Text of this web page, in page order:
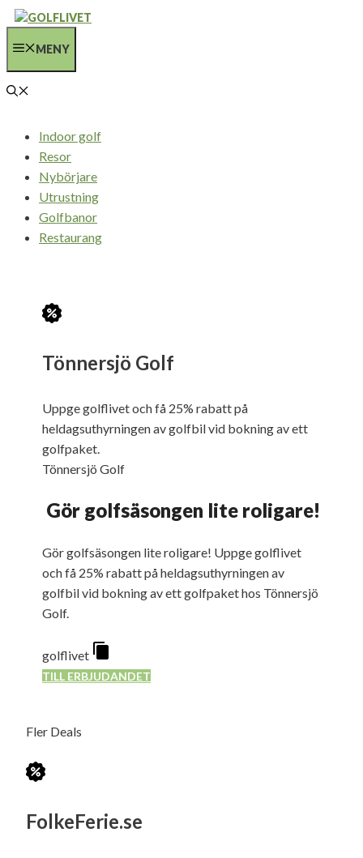
Hoppa
innehållMENY
Indoor golf
Resor
Nybörjare
Utrustning
Golfbanor
Restaurang
Tönnersjö Golf
Uppge golflivet och få 25% rabatt på
heldagsuthyrningen av golfbil vid bokning av ett
golfpaket.
Tönnersjö Golf
Gör golfsäsongen lite roligare!
Gör golfsäsongen lite roligare! Uppge golflivet
och få 25% rabatt på heldagsuthyrningen av
golfbil vid bokning av ett golfpaket hos Tönnersjö
Golf.
golflivet
TILL ERBJUDANDET
Fler Deals
FolkeFerie.se